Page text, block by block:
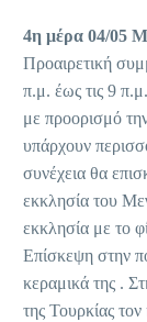
4η μέρα 04/05
Προαιρετική
π.μ. έως τις 9
με προορισμό
υπάρχουν
συνέχεια θα
εκκλησία του
εκκλησία με το
Επίσκεψη στην
κεραμικά της .
της Τουρκίας